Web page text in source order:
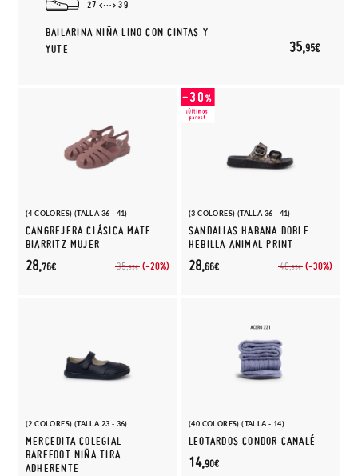
27 39
BAILARINA NIÑA LINO CON CINTAS Y
YUTE
35,95€
(4 COLORES) (TALLA 36 - 41)
CANGREJERA CLÁSICA MATE
BIARRITZ MUJER
35,95€ (-20%)
28,76€
(3 COLORES) (TALLA 36 - 41)
SANDALIAS HABANA DOBLE
HEBILLA ANIMAL PRINT
40,95€ (-30%)
28,66€
(2 COLORES) (TALLA 23 - 36)
MERCEDITA COLEGIAL
BAREFOOT NIÑA TIRA
ADHERENTE
(40 COLORES) (TALLA - 14)
LEOTARDOS CONDOR CANALÉ
14,90€